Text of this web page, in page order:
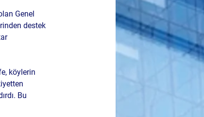
Genel
destek
köylerin
Bu